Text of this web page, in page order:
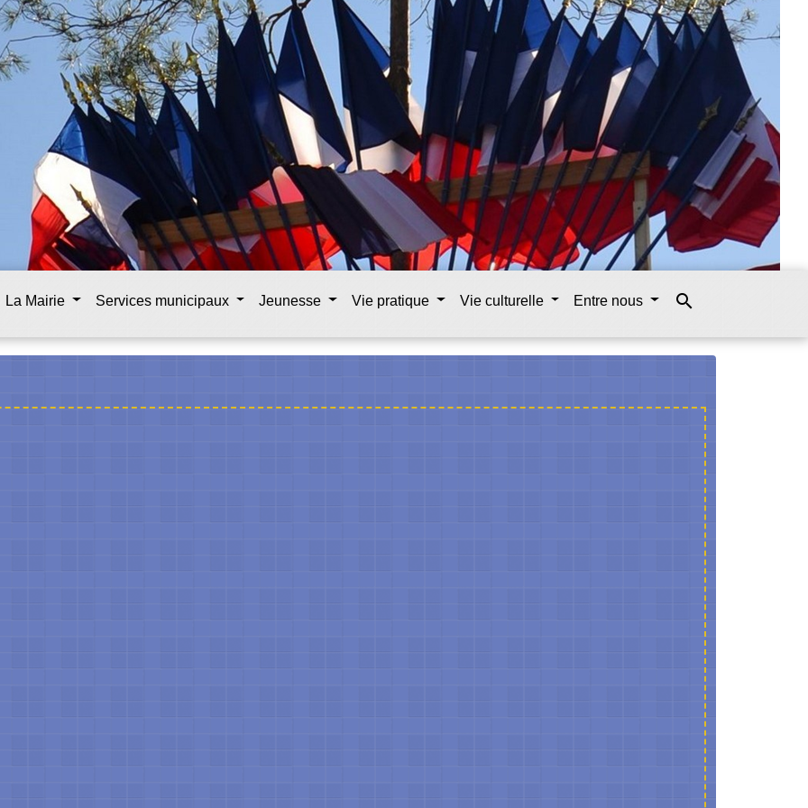
La Mairie Services municipaux Jeunesse Vie pratique Vie culturelle Entre nous search